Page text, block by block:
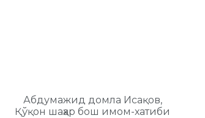
Абдумажид домла Исақов,
Қўқон шаҳар бош имом-хатиби